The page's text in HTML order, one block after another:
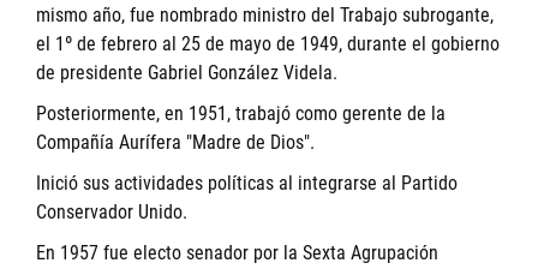
mismo año, fue nombrado ministro del Trabajo subrogante,
el 1º de febrero al 25 de mayo de 1949, durante el gobierno
de presidente Gabriel González Videla.
Posteriormente, en 1951, trabajó como gerente de la
Compañía Aurífera "Madre de Dios".
Inició sus actividades políticas al integrarse al Partido
Conservador Unido.
En 1957 fue electo senador por la Sexta Agrupación